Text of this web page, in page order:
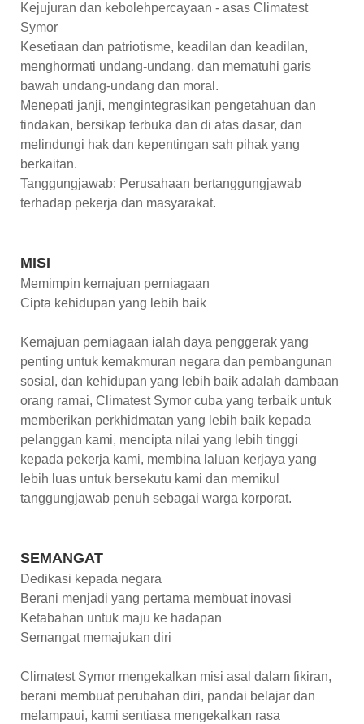
Kejujuran dan kebolehpercayaan - asas Climatest
Symor
Kesetiaan dan patriotisme, keadilan dan keadilan,
menghormati undang-undang, dan mematuhi garis
bawah undang-undang dan moral.
Menepati janji, mengintegrasikan pengetahuan dan
tindakan, bersikap terbuka dan di atas dasar, dan
melindungi hak dan kepentingan sah pihak yang
berkaitan.
Tanggungjawab: Perusahaan bertanggungjawab
terhadap pekerja dan masyarakat.
MISI
Memimpin kemajuan perniagaan
Cipta kehidupan yang lebih baik
Kemajuan perniagaan ialah daya penggerak yang
penting untuk kemakmuran negara dan pembangunan
sosial, dan kehidupan yang lebih baik adalah dambaan
orang ramai, Climatest Symor cuba yang terbaik untuk
memberikan perkhidmatan yang lebih baik kepada
pelanggan kami, mencipta nilai yang lebih tinggi
kepada pekerja kami, membina laluan kerjaya yang
lebih luas untuk bersekutu kami dan memikul
tanggungjawab penuh sebagai warga korporat.
SEMANGAT
Dedikasi kepada negara
Berani menjadi yang pertama membuat inovasi
Ketabahan untuk maju ke hadapan
Semangat memajukan diri
Climatest Symor mengekalkan misi asal dalam fikiran,
berani membuat perubahan diri, pandai belajar dan
melampaui, kami sentiasa mengekalkan rasa